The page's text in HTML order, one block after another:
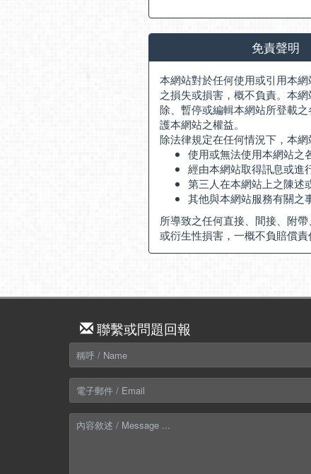
免責聲明
本網站對於任何使用或引用本
之損失或損害，概不負責。本
除、暫停或編輯本網站所登載
護本網站之權益。
除法律規定在任何情況下，本網
使用或無法使用本網站之
經由本網站取得訊息或進
第三人在本網站上之陳述
其他與本網站服務有關之
所導致之任何直接、間接、附
或衍生性損害，一概不負賠償責
聯繫或問題回報